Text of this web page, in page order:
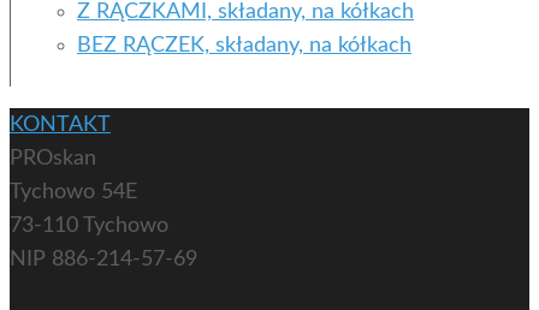
Z RĄCZKAMI, składany, na kółkach
BEZ RĄCZEK, składany, na kółkach
KONTAKT
PROskan
Tychowo 54E
73-110 Tychowo
NIP 886-214-57-69